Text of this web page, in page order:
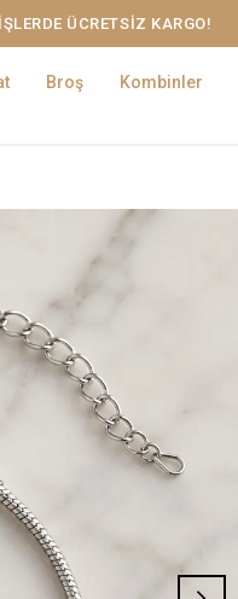
ÜCRETSİZ KARGO!
Broş Kombinler